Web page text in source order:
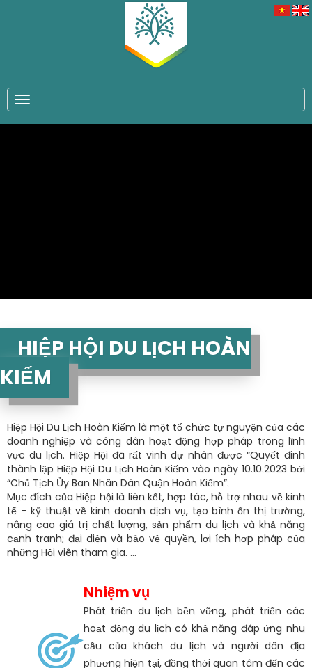
HIỆP HỘI DU LỊCH HOÀN
KIẾM
Hiệp Hội Du Lịch Hoàn Kiếm là một tổ chức tự nguyện của các
doanh nghiệp và công dân hoạt động hợp pháp trong lĩnh
vực du lịch. Hiệp Hội đã rất vinh dự nhân được “Quyết đinh
thành lập Hiệp Hội Du Lịch Hoàn Kiếm vào ngày 10.10.2023 bởi
“Chủ Tịch Ủy Ban Nhân Dân Quận Hoàn Kiếm”.
Mục đích của Hiệp hội là liên kết, hợp tác, hỗ trợ nhau về kinh
tế - kỹ thuật về kinh doanh dịch vụ, tạo bình ổn thị trường,
nâng cao giá trị chất lượng, sản phẩm du lịch và khả năng
cạnh tranh; đại diện và bảo vệ quyền, lợi ích hợp pháp của
những Hội viên tham gia. ...
Nhiệm vụ
Phát triển du lịch bền vững, phát triển các
hoạt động du lịch có khả năng đáp ứng nhu
cầu của khách du lịch và người dân địa
phương hiện tại, đồng thời quan tâm đến các